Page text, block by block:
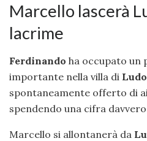
Marcello lascerà
lacrime
Ferdinando ha occupato un
importante nella villa di
spontaneamente offerto di
spendendo una cifra
Marcello si allontanerà da